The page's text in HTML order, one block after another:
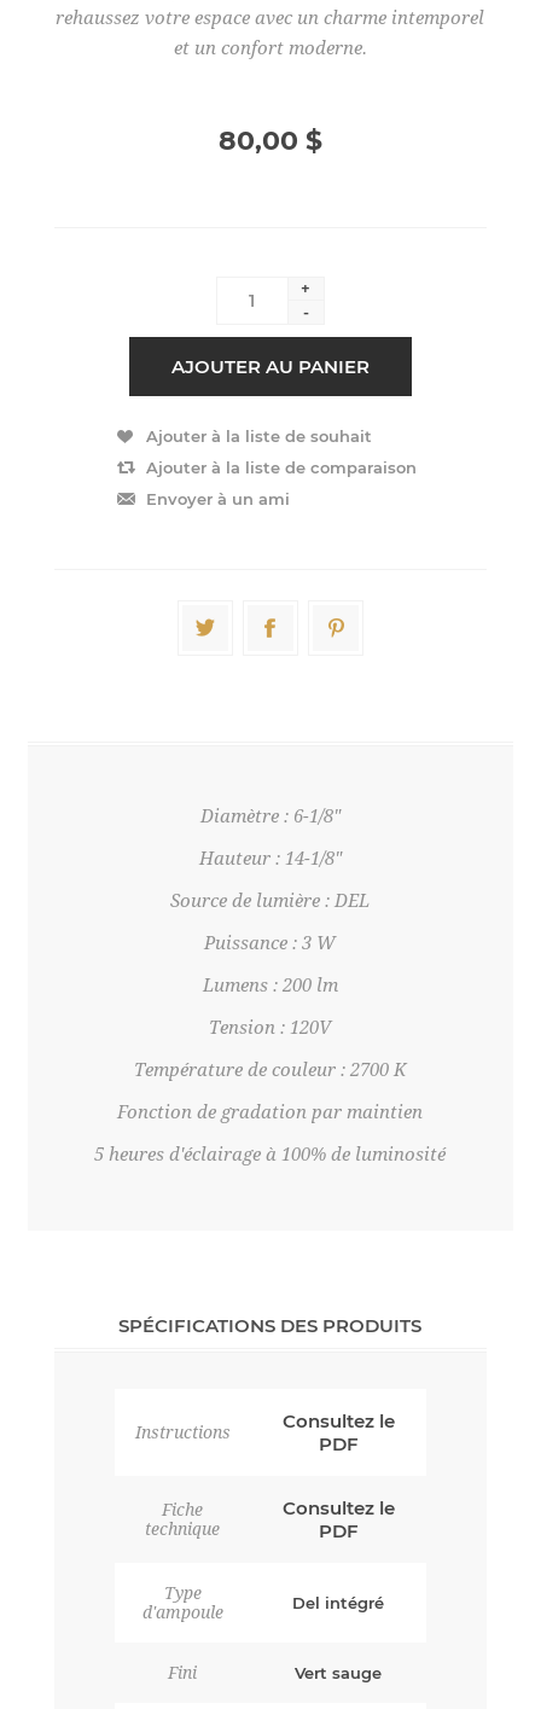
rehaussez votre espace avec un charme intemporel
et un confort moderne.
80,00 $
+
-
Diamètre : 6-1/8"
Hauteur : 14-1/8"
Source de lumière : DEL
Puissance : 3 W
Lumens : 200 lm
Tension : 120V
Température de couleur : 2700 K
Fonction de gradation par maintien
5 heures d'éclairage à 100% de luminosité
SPÉCIFICATIONS DES PRODUITS
Instructions
Consultez le
PDF
Fiche
technique
Consultez le
PDF
Type
d'ampoule
Del intégré
Fini Vert sauge